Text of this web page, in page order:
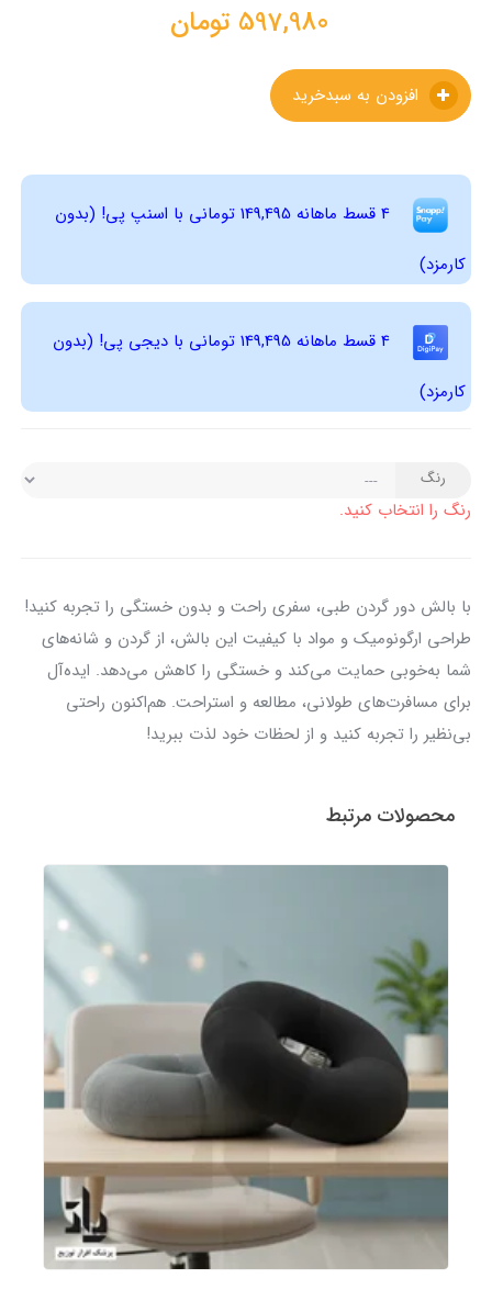
597,980 تومان
4 قسط ماهانه 149,495 تومانی با اسنپ ‌پی! (بدون
کارمزد)
4 قسط ماهانه 149,495 تومانی با دیجی ‌پی! (بدون
کارمزد)
رنگ
رنگ را انتخاب کنید.
با بالش دور گردن طبی، سفری راحت و بدون خستگی را تجربه کنید!
طراحی ارگونومیک و مواد با کیفیت این بالش، از گردن و شانه‌های
شما به‌خوبی حمایت می‌کند و خستگی را کاهش می‌دهد. ایده‌آل
برای مسافرت‌های طولانی، مطالعه و استراحت. هم‌اکنون راحتی
بی‌نظیر را تجربه کنید و از لحظات خود لذت ببرید!
محصولات مرتبط